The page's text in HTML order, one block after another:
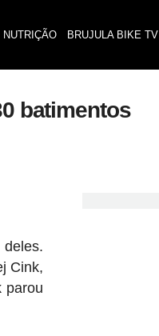
BRUJULA BIKE TV
batimentos
deles.
Cink,
parou